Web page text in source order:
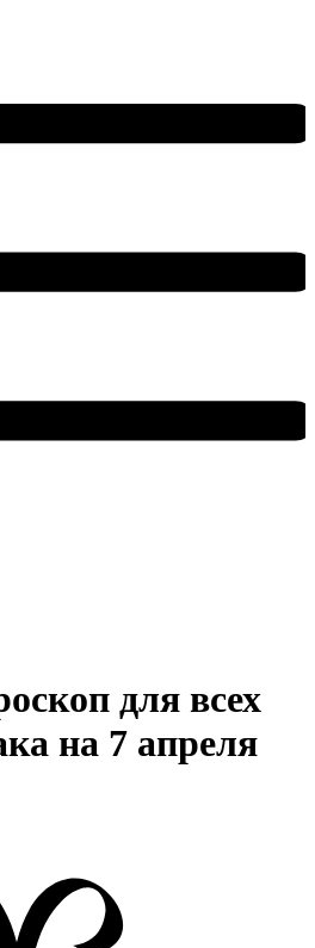
для всех
на 7 апреля